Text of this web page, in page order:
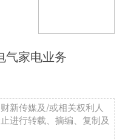
气家电业务
新传媒及/或相关权利人
进行转载、摘编、复制及